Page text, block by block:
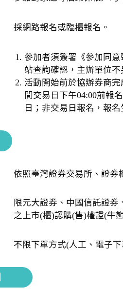
採網路報名或臨櫃報名。
參加者須簽署《參加同
站查詢確認，主辦單位不
活動開始前於協辦券商
間交易日下午04:00前報
日；非交易日報名，報
依照臺灣證券交易所、證券
限元大證券、中國信託證
之上市(櫃)認購(售)權證(牛
不限下單方式(人工、電子